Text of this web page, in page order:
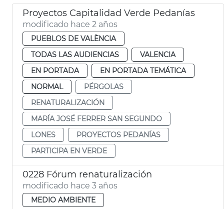
Proyectos Capitalidad Verde Pedanías
modificado hace 2 años
PUEBLOS DE VALÈNCIA
TODAS LAS AUDIENCIAS
VALENCIA
EN PORTADA
EN PORTADA TEMÁTICA
NORMAL
PÉRGOLAS
RENATURALIZACIÓN
MARÍA JOSÉ FERRER SAN SEGUNDO
LONES
PROYECTOS PEDANÍAS
PARTICIPA EN VERDE
0228 Fórum renaturalización
modificado hace 3 años
MEDIO AMBIENTE